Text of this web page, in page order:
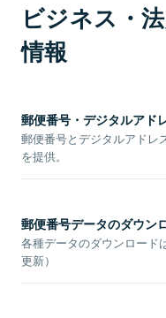
ビジネス・
情報
郵便番号・デジタルアド
郵便番号とデジタルアドレ
を提供。
郵便番号データのダウン
各種データのダウンロード
更新）